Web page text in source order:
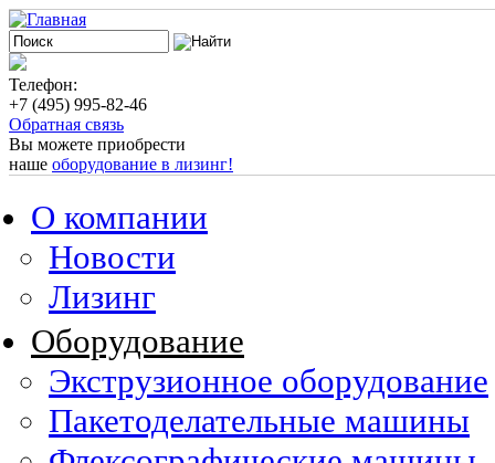
Телефон:
+7 (495) 995-82-46
Обратная связь
Вы можете приобрести
наше оборудование в лизинг!
О компании
Новости
Лизинг
Оборудование
Экструзионное оборудование
Пакетоделательные машины